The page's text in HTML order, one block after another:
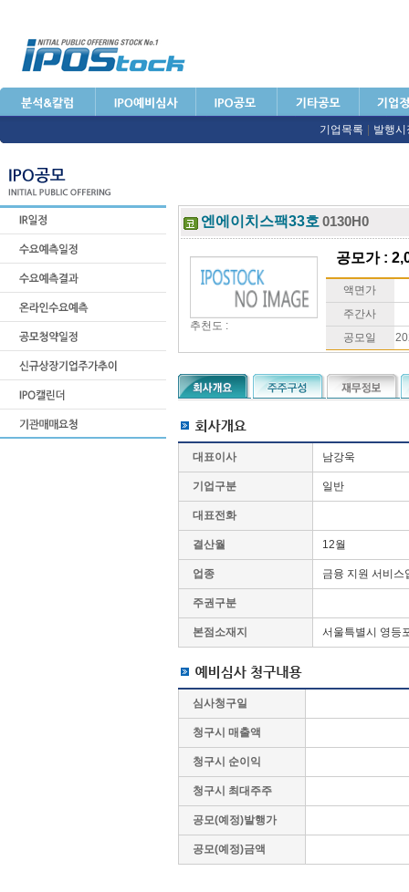
기업목록 발행
엔에이치스팩33호 0130H0
추천도 :
공모가 :
액면가
주간사
공모일
대표이사 남강욱
기업구분 일반
대표전화
결산월 12월
업종 금융 지원 서비스
주권구분
본점소재지 서울특별시 영등
심사청구일
청구시 매출액
청구시 순이익
청구시 최대주주
공모(예정)발행가
공모(예정)금액